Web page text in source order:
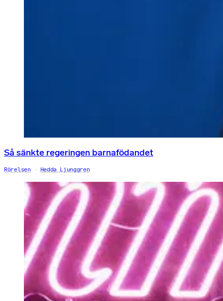
Så sänkte regeringen barnafödandet
Rörelsen Hedda Ljunggren